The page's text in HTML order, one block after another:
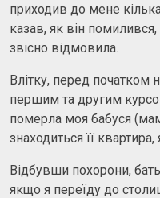
приходив до мене
казав, як він
звісно відмовила.
Влітку, перед початком
першим та другим
померла моя бабуся
знаходиться її
Відбувши похорони,
якщо я переїду до